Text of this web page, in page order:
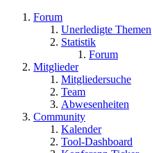
Forum
Unerledigte Themen
Statistik
Forum
Mitglieder
Mitgliedersuche
Team
Abwesenheiten
Community
Kalender
Tool-Dashboard